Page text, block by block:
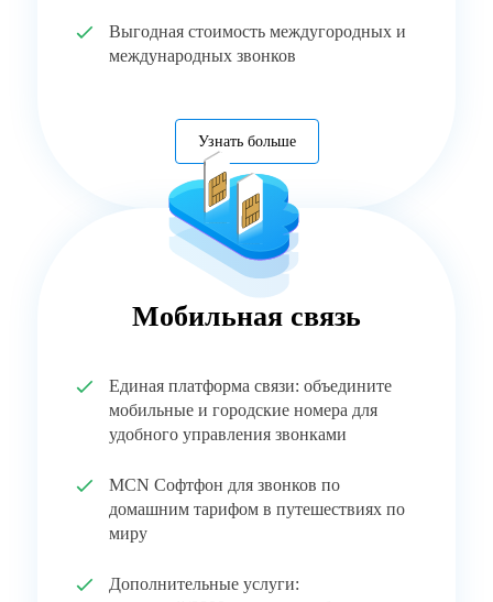
Выгодная стоимость междугородных и
международных звонков
Узнать больше
Мобильная связь
Единая платформа связи: объедините
мобильные и городские номера для
удобного управления звонками
MCN Софтфон для звонков по
домашним тарифом в путешествиях по
миру
Дополнительные услуги: